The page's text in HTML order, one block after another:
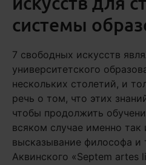
системы
7 свободных искусств
университетского
нескольких столетий, и
речь о том, что этих
чтобы продолжить
всяком случае именно
высказывание философа
Аквинского «Septem artes